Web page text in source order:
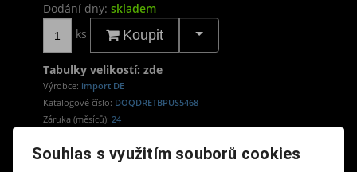
Dodání dny: skladem
ks
Koupit
Tabulky velikostí: zde
Výrobce: import DE
Katalogové číslo: DOQDRETBPUS5468
Záruka (měsíců): 24
Tisk
Souhlas s využitím souborů cookies